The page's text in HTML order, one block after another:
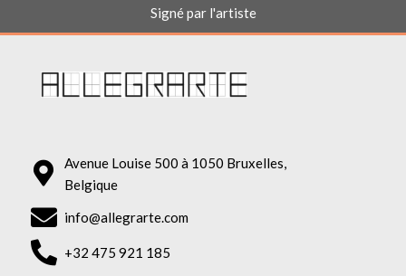
Signé par l'artiste
Avenue Louise 500 à 1050 Bruxelles,
Belgique
info@allegrarte.com
+32 475 921 185